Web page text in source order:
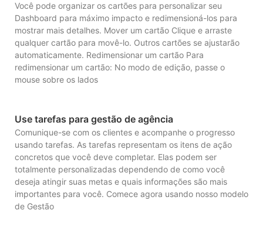
Você pode organizar os cartões para personalizar seu
Dashboard para máximo impacto e redimensioná-los para
mostrar mais detalhes. Mover um cartão Clique e arraste
qualquer cartão para movê-lo. Outros cartões se ajustarão
automaticamente. Redimensionar um cartão Para
redimensionar um cartão: No modo de edição, passe o
mouse sobre os lados
Use tarefas para gestão de agência
Comunique-se com os clientes e acompanhe o progresso
usando tarefas. As tarefas representam os itens de ação
concretos que você deve completar. Elas podem ser
totalmente personalizadas dependendo de como você
deseja atingir suas metas e quais informações são mais
importantes para você. Comece agora usando nosso modelo
de Gestão